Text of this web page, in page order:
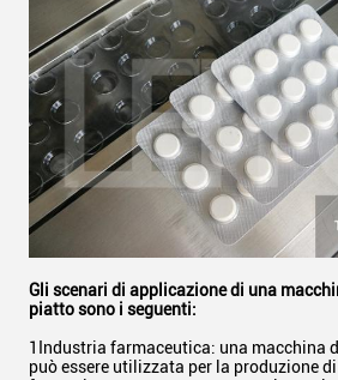
Gli scenari di applicazione di una
piatto sono i seguenti:
1Industria farmaceutica: una macchina
può essere utilizzata per la produzione